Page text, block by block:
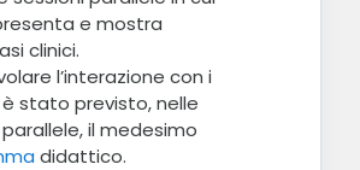
e mostra
clinici.
l’interazione con i
stato previsto, nelle
il medesimo
didattico.